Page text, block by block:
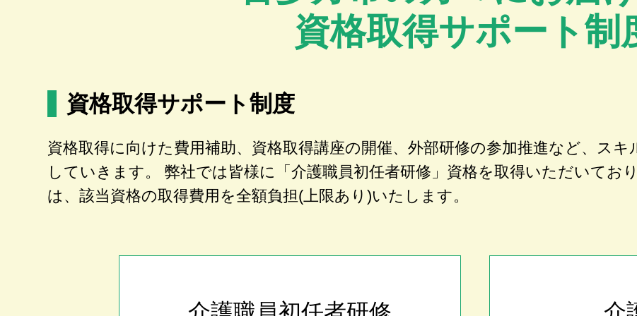
資格取得サポート制
資格取得サポート制度
資格取得に向けた費用補助、資格取得講座の開催、外部研修の参加推進など、ス
していきます。 弊社では皆様に「介護職員初任者研修」資格を取得いただいてお
は、該当資格の取得費用を全額負担(上限あり)いたします。